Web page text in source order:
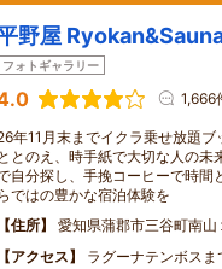
野屋
フォトギャラリー
1,666
年11月末までイクラ乗せ放題
ととのえ、時手紙で大切な人の未
自分探し、手挽コーヒーで時間
らではの豊かな宿泊体験を
住所
愛知県蒲郡市三谷町南山
アクセス
ラグーナテンボス